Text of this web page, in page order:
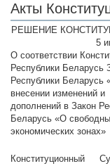
Акты
РЕШЕНИЕ
5
О соответствии
Республики Беларусь
Республики Беларусь
внесении изменений и
дополнений в Закон
Беларусь «О
экономических зонах»
Конституционный